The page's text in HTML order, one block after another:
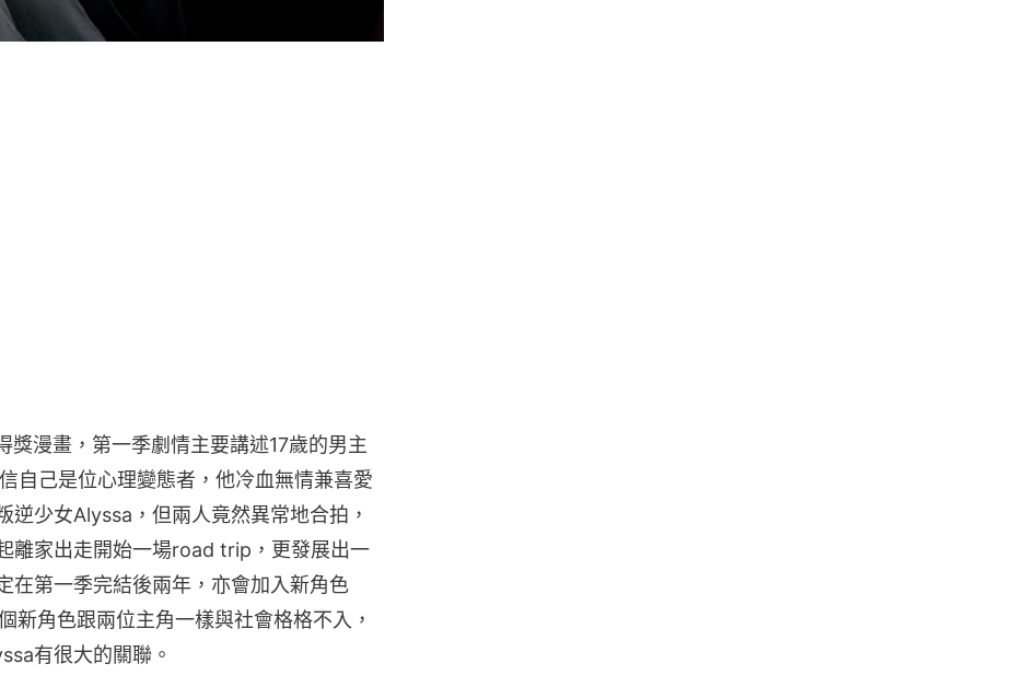
漫畫，第一季劇情主要講述17歲的男主
自己是位心理變態者，他冷血無情兼喜愛
逆少女Alyssa，但兩人竟然異常地合拍，
離家出走開始一場road trip，更發展出一
在第一季完結後兩年，亦會加入新角色
角色跟兩位主角一樣與社會格格不入，
有很大的關聯。